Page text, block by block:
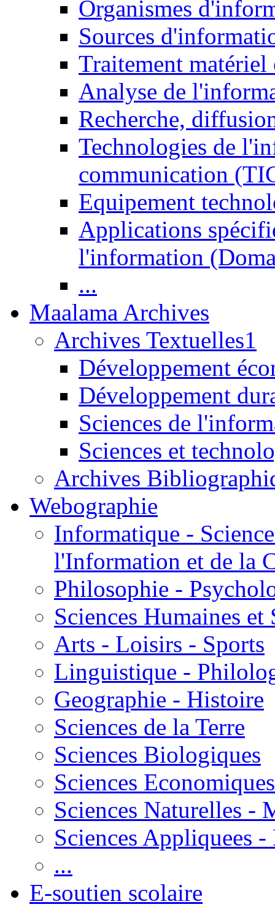
Organismes
Sources
Traitement matériel
Analyse de
Recherche,
Technologies de
communication
Equipement
Applications
l'information
...
Maalama Archives
Archives Textuelles1
Développement
Développement
Sciences de
Sciences et
Archives
Webographie
Informatique -
l'Information et de la
Philosophie -
Sciences Humaines et
Arts - Loisirs - Sports
Linguistique -
Geographie - Histoire
Sciences de la Terre
Sciences Biologiques
Sciences Economiques
Sciences Naturelles -
Sciences Appliquees
...
E-soutien scolaire